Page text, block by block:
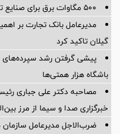
۵۰۰ مگاوات برق برای صنایع تأمین شد
مدیرعامل بانک تجارت بر
گیلان تاکید کرد
پیشی گرفتن رشد سپرده‌های
باشگاه هزار همتی‌ها
مصاحبه دکتر علی جباری
خبرگزاری صدا و سیما از مرز
ضرب‌الاجل مدیرعامل سازمان